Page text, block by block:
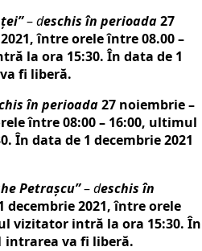
–deschis în perioada27
între orele între 08.00 –
la ora 15:30. În data de 1
fi liberă.
în perioada27 noiembrie –
între 08:00 – 16:00, ultimul
În data de 1 decembrie 2021
Petraşcu”–deschis în
decembrie 2021, între orele
vizitator intră la ora 15:30. În
intrarea va fi liberă.